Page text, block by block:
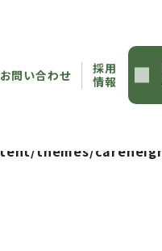
お問い合わせ
採用
情報
themes/
single.phpon
themes/